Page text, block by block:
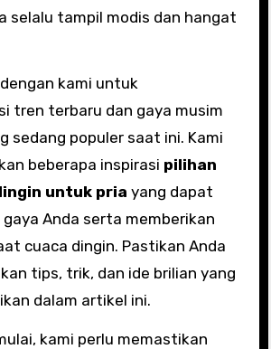
selalu tampil modis dan hangat
kami untuk
tren terbaru dan gaya musim
sedang populer saat ini. Kami
beberapa inspirasi pilihan
untuk pria yang dapat
Anda serta memberikan
cuaca dingin. Pastikan Anda
tips, trik, dan ide brilian yang
dalam artikel ini.
kami perlu memastikan